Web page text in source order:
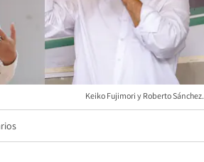
Keiko Fujimori y Roberto Sánchez.